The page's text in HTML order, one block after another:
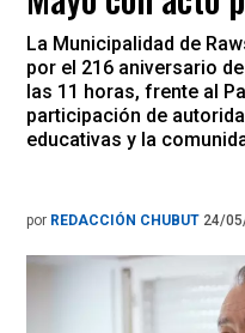
La Municipalidad de
por el 216 aniversario
las 11 horas, frente al
participación de
educativas y la
por REDACCIÓN CHUBUT 24/